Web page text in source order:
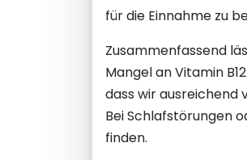
für die Einnahme zu
Zusammenfassend
Mangel an Vitamin
dass wir ausreichend
Bei Schlafstörungen
finden.